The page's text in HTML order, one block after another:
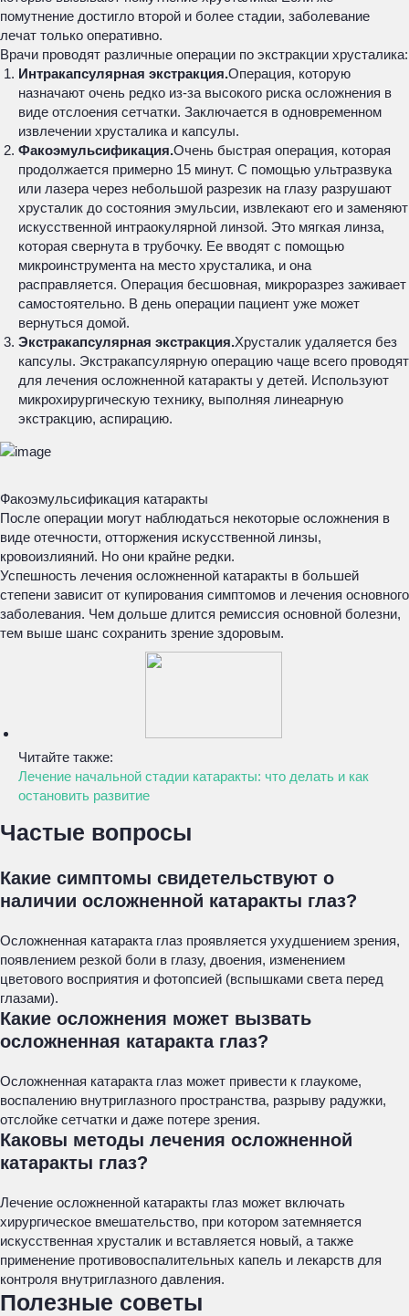
помутнение достигло второй и более стадии, заболевание
лечат только оперативно.
Врачи проводят различные операции по экстракции хрусталика:
Интракапсулярная экстракция.Операция, которую
назначают очень редко из-за высокого риска осложнения в
виде отслоения сетчатки. Заключается в одновременном
извлечении хрусталика и капсулы.
Факоэмульсификация.Очень быстрая операция, которая
продолжается примерно 15 минут. С помощью ультразвука
или лазера через небольшой разрезик на глазу разрушают
хрусталик до состояния эмульсии, извлекают его и заменяют
искусственной интраокулярной линзой. Это мягкая линза,
которая свернута в трубочку. Ее вводят с помощью
микроинструмента на место хрусталика, и она
расправляется. Операция бесшовная, микроразрез заживает
самостоятельно. В день операции пациент уже может
вернуться домой.
Экстракапсулярная экстракция.Хрусталик удаляется без
капсулы. Экстракапсулярную операцию чаще всего проводят
для лечения осложненной катаракты у детей. Используют
микрохирургическую технику, выполняя линеарную
экстракцию, аспирацию.
Факоэмульсификация катаракты
После операции могут наблюдаться некоторые осложнения в
виде отечности, отторжения искусственной линзы,
кровоизлияний. Но они крайне редки.
Успешность лечения осложненной катаракты в большей
степени зависит от купирования симптомов и лечения основного
заболевания. Чем дольше длится ремиссия основной болезни,
тем выше шанс сохранить зрение здоровым.
Читайте также:
Лечение начальной стадии катаракты: что делать и как
остановить развитие
Частые вопросы
Какие симптомы свидетельствуют о
наличии осложненной катаракты глаз?
Осложненная катаракта глаз проявляется ухудшением зрения,
появлением резкой боли в глазу, двоения, изменением
цветового восприятия и фотопсией (вспышками света перед
глазами).
Какие осложнения может вызвать
осложненная катаракта глаз?
Осложненная катаракта глаз может привести к глаукоме,
воспалению внутриглазного пространства, разрыву радужки,
отслойке сетчатки и даже потере зрения.
Каковы методы лечения осложненной
катаракты глаз?
Лечение осложненной катаракты глаз может включать
хирургическое вмешательство, при котором затемняется
искусственная хрусталик и вставляется новый, а также
применение противовоспалительных капель и лекарств для
контроля внутриглазного давления.
Полезные советы